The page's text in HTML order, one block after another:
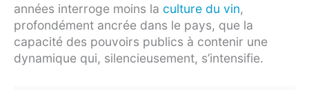
années interroge moins la culture du vin,
profondément ancrée dans le pays, que la
capacité des pouvoirs publics à contenir une
dynamique qui, silencieusement, s’intensifie.